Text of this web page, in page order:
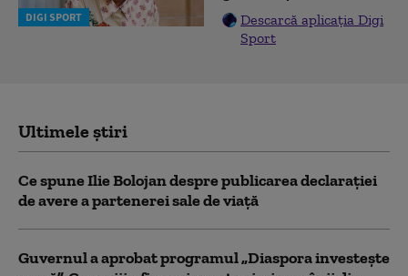
DIGI SPORT
Descarcă aplicația Digi
Sport
Ultimele știri
Ce spune Ilie Bolojan despre publicarea declarației
de avere a partenerei sale de viață
Guvernul a aprobat programul „Diaspora investește